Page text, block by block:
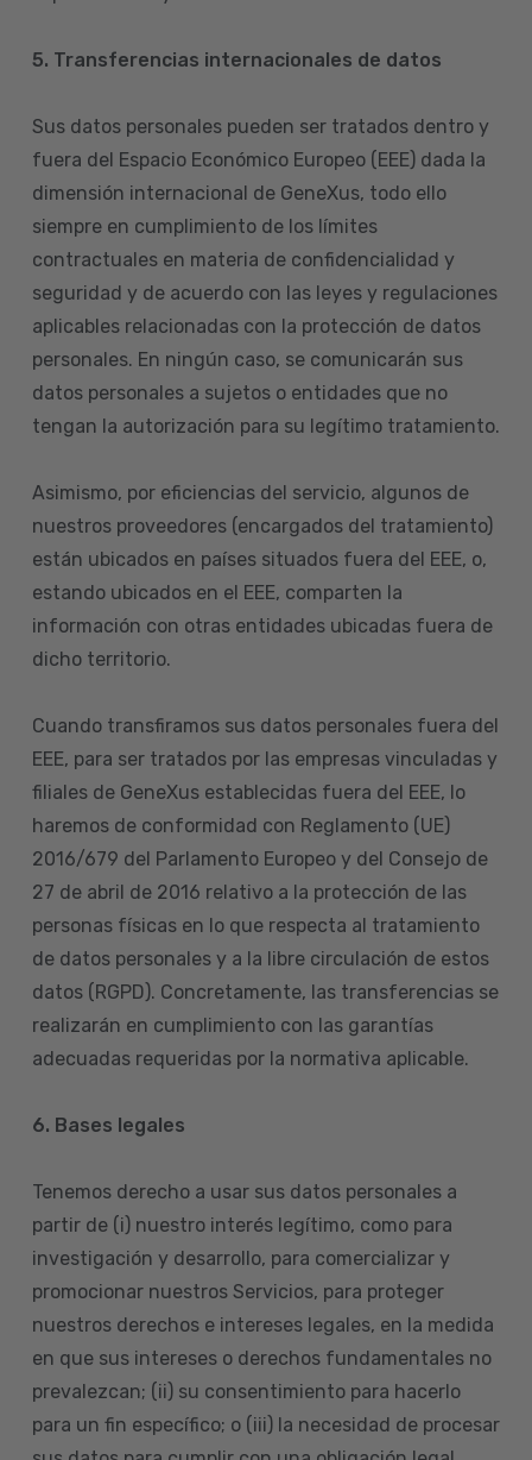
5. Transferencias internacionales de datos
Sus datos personales pueden ser tratados dentro y
fuera del Espacio Económico Europeo (EEE) dada la
dimensión internacional de GeneXus, todo ello
siempre en cumplimiento de los límites
contractuales en materia de confidencialidad y
seguridad y de acuerdo con las leyes y regulaciones
aplicables relacionadas con la protección de datos
personales. En ningún caso, se comunicarán sus
datos personales a sujetos o entidades que no
tengan la autorización para su legítimo tratamiento.
Asimismo, por eficiencias del servicio, algunos de
nuestros proveedores (encargados del tratamiento)
están ubicados en países situados fuera del EEE, o,
estando ubicados en el EEE, comparten la
información con otras entidades ubicadas fuera de
dicho territorio.
Cuando transfiramos sus datos personales fuera del
EEE, para ser tratados por las empresas vinculadas y
filiales de GeneXus establecidas fuera del EEE, lo
haremos de conformidad con Reglamento (UE)
2016/679 del Parlamento Europeo y del Consejo de
27 de abril de 2016 relativo a la protección de las
personas físicas en lo que respecta al tratamiento
de datos personales y a la libre circulación de estos
datos (RGPD). Concretamente, las transferencias se
realizarán en cumplimiento con las garantías
adecuadas requeridas por la normativa aplicable.
6. Bases legales
Tenemos derecho a usar sus datos personales a
partir de (i) nuestro interés legítimo, como para
investigación y desarrollo, para comercializar y
promocionar nuestros Servicios, para proteger
nuestros derechos e intereses legales, en la medida
en que sus intereses o derechos fundamentales no
prevalezcan; (ii) su consentimiento para hacerlo
para un fin específico; o (iii) la necesidad de procesar